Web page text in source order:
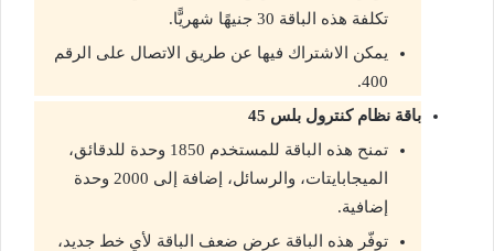
تكلفة هذه الباقة 30 جنيهًا شهريًّا.
يمكن الاشتراك فيها عن طريق الاتصال على الرقم
400.
باقة نظام كنترول بلس 45
تمنح هذه الباقة للمستخدم 1850 وحدة للدقائق،
الميجابايتات، والرسائل، إضافة إلى 2000 وحدة
إضافية.
توفّر هذه الباقة عرض ضعف الباقة لأي خط جديد،